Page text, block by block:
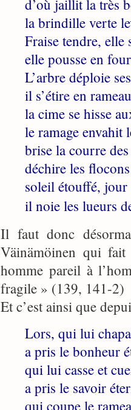
d’où jaillit la très
la brindille verte
Fraise tendre, elle
elle pousse en
L’arbre déploie
il s’étire en
la cime se hisse
le ramage envahit
brise la courre
déchire les
soleil étouffé,
il noie les lueurs
Il faut donc
Väinämöinen qui
homme pareil à
fragile » (139, 141-2)
Et c’est ainsi que
Lors, qui lui
a pris le bonheur
qui lui casse et
a pris le savoir
qui coupe le